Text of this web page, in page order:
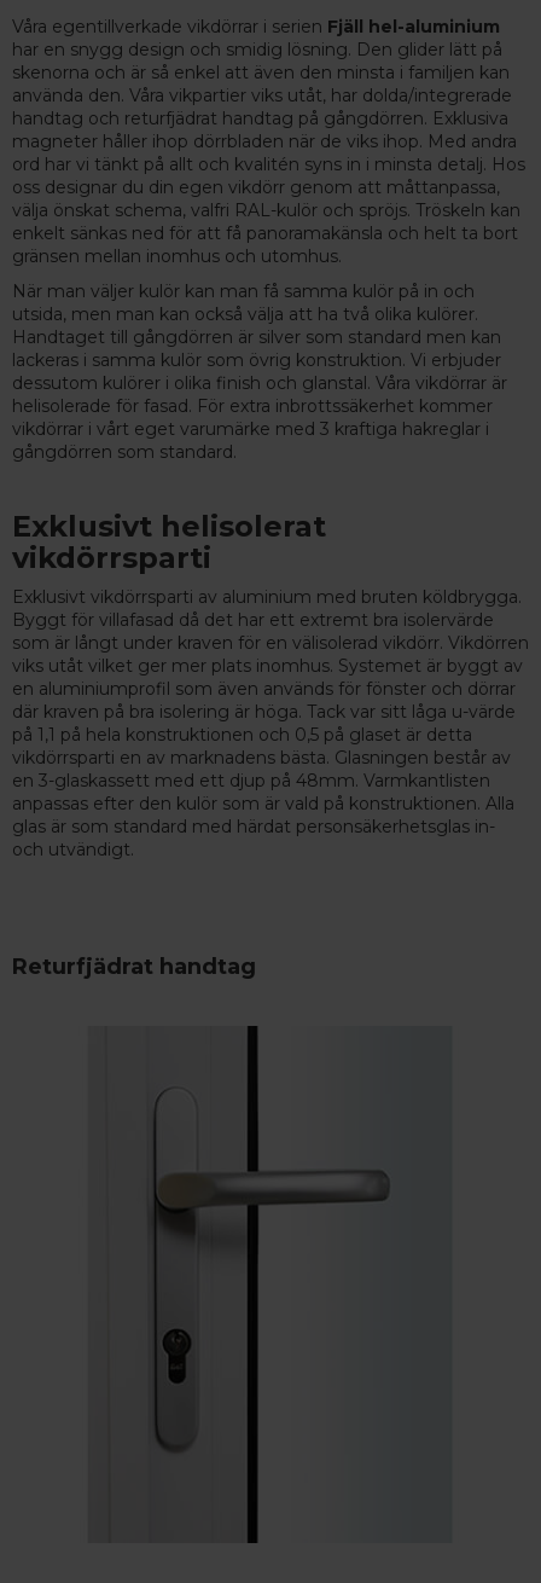
Våra egentillverkade vikdörrar i serien Fjäll hel-aluminium
har en snygg design och smidig lösning. Den glider lätt på
skenorna och är så enkel att även den minsta i familjen kan
använda den. Våra vikpartier viks utåt, har dolda/integrerade
handtag och returfjädrat handtag på gångdörren. Exklusiva
magneter håller ihop dörrbladen när de viks ihop. Med andra
ord har vi tänkt på allt och kvalitén syns in i minsta detalj. Hos
oss designar du din egen vikdörr genom att måttanpassa,
välja önskat schema, valfri RAL-kulör och spröjs. Tröskeln kan
enkelt sänkas ned för att få panoramakänsla och helt ta bort
gränsen mellan inomhus och utomhus.
När man väljer kulör kan man få samma kulör på in och
utsida, men man kan också välja att ha två olika kulörer.
Handtaget till gångdörren är silver som standard men kan
lackeras i samma kulör som övrig konstruktion. Vi erbjuder
dessutom kulörer i olika finish och glanstal. Våra vikdörrar är
helisolerade för fasad. För extra inbrottssäkerhet kommer
vikdörrar i vårt eget varumärke med 3 kraftiga hakreglar i
gångdörren som standard.
Exklusivt helisolerat
vikdörrsparti
Exklusivt vikdörrsparti av aluminium med bruten köldbrygga.
Byggt för villafasad då det har ett extremt bra isolervärde
som är långt under kraven för en välisolerad vikdörr. Vikdörren
viks utåt vilket ger mer plats inomhus. Systemet är byggt av
en aluminiumprofil som även används för fönster och dörrar
där kraven på bra isolering är höga. Tack var sitt låga u-värde
på 1,1 på hela konstruktionen och 0,5 på glaset är detta
vikdörrsparti en av marknadens bästa. Glasningen består av
en 3-glaskassett med ett djup på 48mm. Varmkantlisten
anpassas efter den kulör som är vald på konstruktionen. Alla
glas är som standard med härdat personsäkerhetsglas in-
och utvändigt.
Returfjädrat handtag